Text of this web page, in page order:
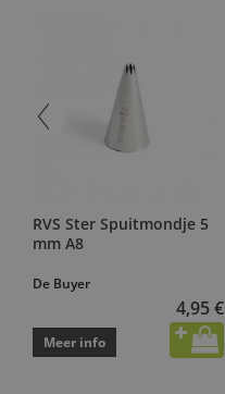
RVS Ster Spuitmondje 5
mm A8
De Buyer
4,95 €
Meer info